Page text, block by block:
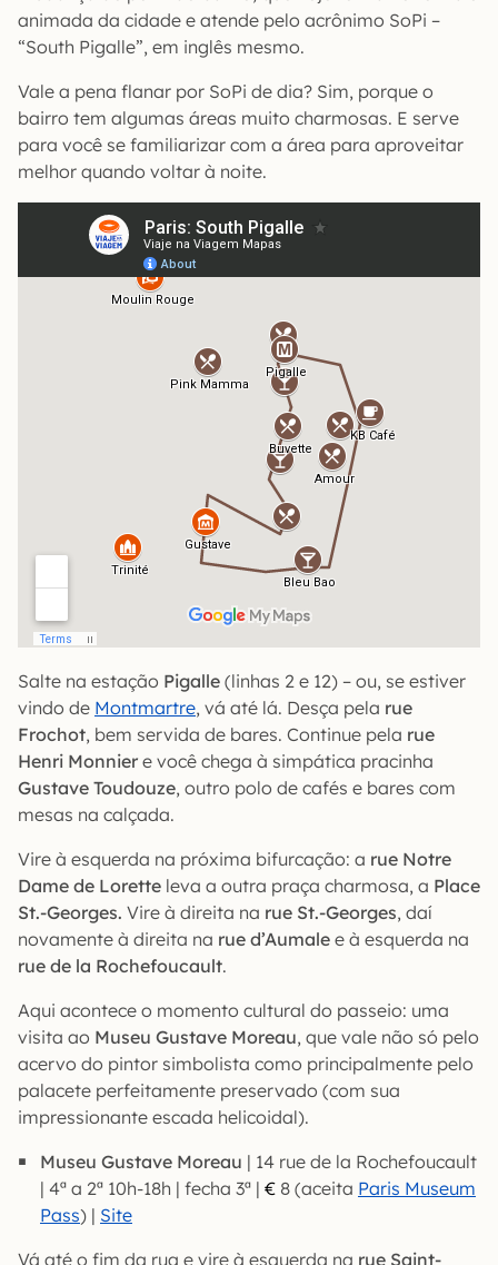
animada da cidade e atende pelo acrônimo SoPi –
“South Pigalle”, em inglês mesmo.
Vale a pena flanar por SoPi de dia? Sim, porque o
bairro tem algumas áreas muito charmosas. E serve
para você se familiarizar com a área para aproveitar
melhor quando voltar à noite.
Salte na estação Pigalle (linhas 2 e 12) – ou, se estiver
vindo de Montmartre, vá até lá. Desça pela rue
Frochot, bem servida de bares. Continue pela rue
Henri Monnier e você chega à simpática pracinha
Gustave Toudouze, outro polo de cafés e bares com
mesas na calçada.
Vire à esquerda na próxima bifurcação: a rue Notre
Dame de Lorette leva a outra praça charmosa, a Place
St.-Georges. Vire à direita na rue St.-Georges, daí
novamente à direita na rue d’Aumale e à esquerda na
rue de la Rochefoucault.
Aqui acontece o momento cultural do passeio: uma
visita ao Museu Gustave Moreau, que vale não só pelo
acervo do pintor simbolista como principalmente pelo
palacete perfeitamente preservado (com sua
impressionante escada helicoidal).
Museu Gustave Moreau | 14 rue de la Rochefoucault
| 4ª a 2ª 10h-18h | fecha 3ª | € 8 (aceita Paris Museum
Pass) | Site
Vá até o fim da rua e vire à esquerda na rue Saint-